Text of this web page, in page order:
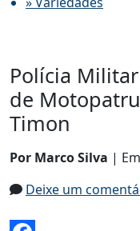
Polícia
de
Timon
Por Marco Silva |
Deixe um